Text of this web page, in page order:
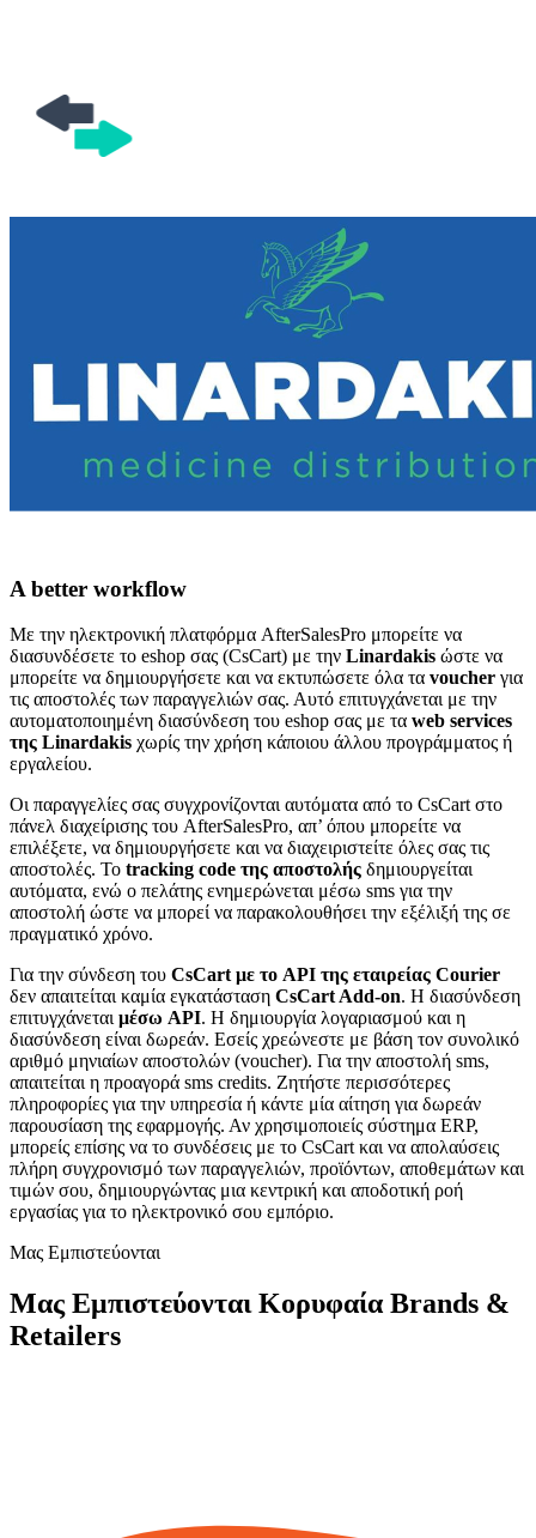
A better workflow
Με την ηλεκτρονική πλατφόρμα AfterSalesPro μπορείτε να
διασυνδέσετε το eshop σας (CsCart) με την Linardakis ώστε να
μπορείτε να δημιουργήσετε και να εκτυπώσετε όλα τα voucher για
τις αποστολές των παραγγελιών σας. Αυτό επιτυγχάνεται με την
αυτοματοποιημένη διασύνδεση του eshop σας με τα web services
της Linardakis χωρίς την χρήση κάποιου άλλου προγράμματος ή
εργαλείου.
Οι παραγγελίες σας συγχρονίζονται αυτόματα από το CsCart στο
πάνελ διαχείρισης του AfterSalesPro, απ’ όπου μπορείτε να
επιλέξετε, να δημιουργήσετε και να διαχειριστείτε όλες σας τις
αποστολές. Το tracking code της αποστολής δημιουργείται
αυτόματα, ενώ ο πελάτης ενημερώνεται μέσω sms για την
αποστολή ώστε να μπορεί να παρακολουθήσει την εξέλιξή της σε
πραγματικό χρόνο.
Για την σύνδεση του CsCart με το API της εταιρείας Courier
δεν απαιτείται καμία εγκατάσταση CsCart Add-on. H διασύνδεση
επιτυγχάνεται μέσω API. Η δημιουργία λογαριασμού και η
διασύνδεση είναι δωρεάν. Εσείς χρεώνεστε με βάση τον συνολικό
αριθμό μηνιαίων αποστολών (voucher). Για την αποστολή sms,
απαιτείται η προαγορά sms credits. Ζητήστε περισσότερες
πληροφορίες για την υπηρεσία ή κάντε μία αίτηση για δωρεάν
παρουσίαση της εφαρμογής. Αν χρησιμοποιείς σύστημα ERP,
μπορείς επίσης να το συνδέσεις με το CsCart και να απολαύσεις
πλήρη συγχρονισμό των παραγγελιών, προϊόντων, αποθεμάτων και
τιμών σου, δημιουργώντας μια κεντρική και αποδοτική ροή
εργασίας για το ηλεκτρονικό σου εμπόριο.
Μας Εμπιστεύονται
Μας Εμπιστεύονται Κορυφαία Brands &
Retailers